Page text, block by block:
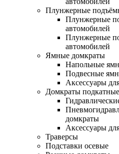
Плунжерные
Плунжерные
автомобилей
Плунжерные
автомобилей
Ямные домкраты
Напольные
Подвесные
Аксессуары
Домкраты подкатные
домкраты
Аксессуары
Траверсы
Подставки осевые